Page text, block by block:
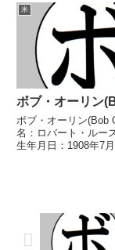
籍：米戦績：24戦24
(17KO) 【獲得タイト
度全米ジュニア選手
イ級...
米
ボブ・オーリン
ボブ・オーリン(Bob
名：ロバート・ルー
生年月日：1908年7